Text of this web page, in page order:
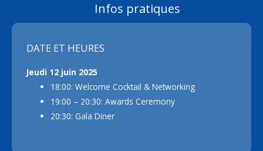
Infos pratiques
DATE ET HEURES
Jeudi 12 juin 2025
18:00: Welcome Cocktail & Networking
19:00 – 20:30: Awards Ceremony
20:30: Gala Diner